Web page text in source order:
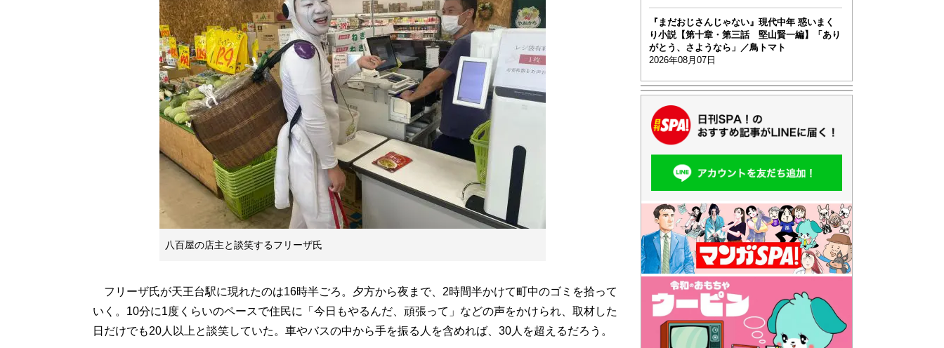
八百屋の店主と談笑するフリーザ氏
フリーザ氏が天王台駅に現れたのは16時半ごろ。夕方から夜まで、2時間半かけて町中のゴミを拾って
いく。10分に1度くらいのペースで住民に「今日もやるんだ、頑張って」などの声をかけられ、取材した
日だけでも20人以上と談笑していた。車やバスの中から手を振る人を含めれば、30人を超えるだろう。
『まだおじさんじゃない』現代中年 惑いまく
り小説【第十章・第三話 堅山賢一編】「あり
がとう、さようなら」／鳥トマト
2026年08月07日